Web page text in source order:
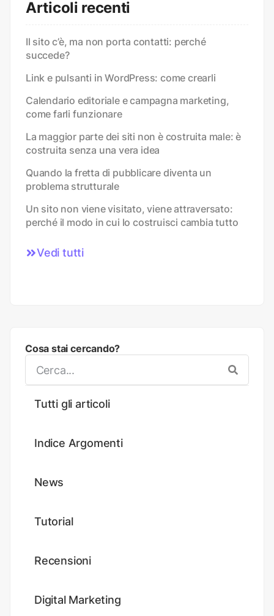
Articoli recenti
Il sito c’è, ma non porta contatti: perché
succede?
Link e pulsanti in WordPress: come crearli
Calendario editoriale e campagna marketing,
come farli funzionare
La maggior parte dei siti non è costruita male: è
costruita senza una vera idea
Quando la fretta di pubblicare diventa un
problema strutturale
Un sito non viene visitato, viene attraversato:
perché il modo in cui lo costruisci cambia tutto
Vedi tutti
Cosa stai cercando?
Tutti gli articoli
Indice Argomenti
News
Tutorial
Recensioni
Digital Marketing